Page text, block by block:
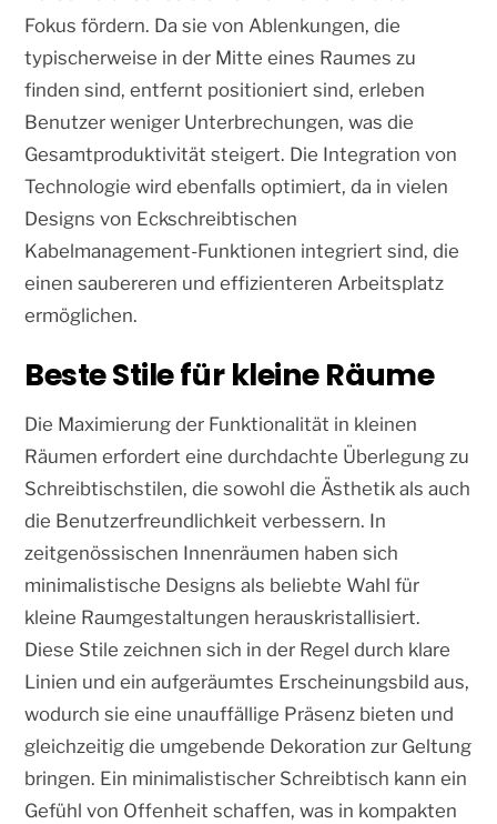
Fokus fördern. Da sie von Ablenkungen, die
typischerweise in der Mitte eines Raumes zu
finden sind, entfernt positioniert sind, erleben
Benutzer weniger Unterbrechungen, was die
Gesamtproduktivität steigert. Die Integration von
Technologie wird ebenfalls optimiert, da in vielen
Designs von Eckschreibtischen
Kabelmanagement-Funktionen integriert sind, die
einen saubereren und effizienteren Arbeitsplatz
ermöglichen.
Beste Stile für kleine Räume
Die Maximierung der Funktionalität in kleinen
Räumen erfordert eine durchdachte Überlegung zu
Schreibtischstilen, die sowohl die Ästhetik als auch
die Benutzerfreundlichkeit verbessern. In
zeitgenössischen Innenräumen haben sich
minimalistische Designs als beliebte Wahl für
kleine Raumgestaltungen herauskristallisiert.
Diese Stile zeichnen sich in der Regel durch klare
Linien und ein aufgeräumtes Erscheinungsbild aus,
wodurch sie eine unauffällige Präsenz bieten und
gleichzeitig die umgebende Dekoration zur Geltung
bringen. Ein minimalistischer Schreibtisch kann ein
Gefühl von Offenheit schaffen, was in kompakten